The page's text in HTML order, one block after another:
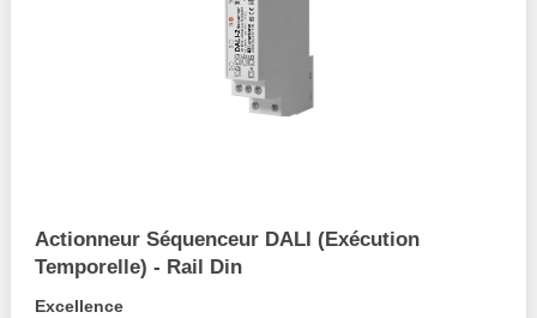
Actionneur Séquenceur DALI (Exécution
Temporelle) - Rail Din
Excellence